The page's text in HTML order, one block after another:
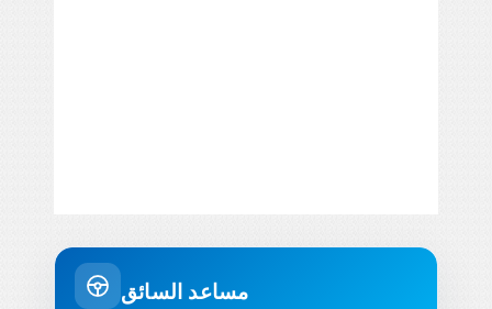
مساعد السائق